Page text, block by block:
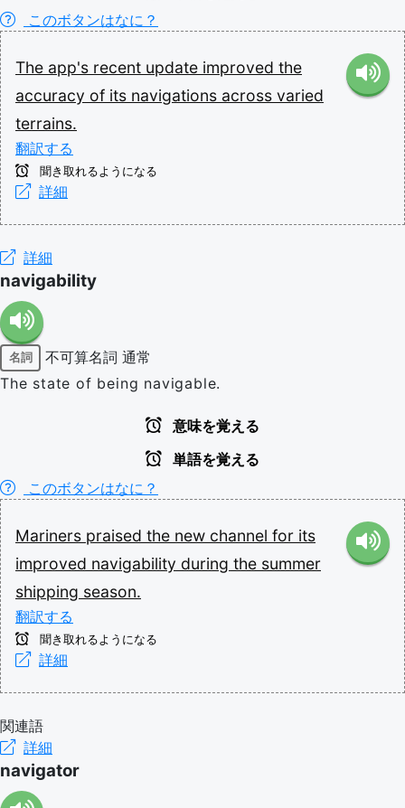
このボタンはなに？
The app's recent update improved the
accuracy of its navigations across varied
terrains.
翻訳する
聞き取れるようになる
詳細
詳細
navigability
名詞 不可算名詞 通常
The state of being navigable.
意味を覚える
単語を覚える
このボタンはなに？
Mariners praised the new channel for its
improved navigability during the summer
shipping season.
翻訳する
聞き取れるようになる
詳細
関連語
詳細
navigator